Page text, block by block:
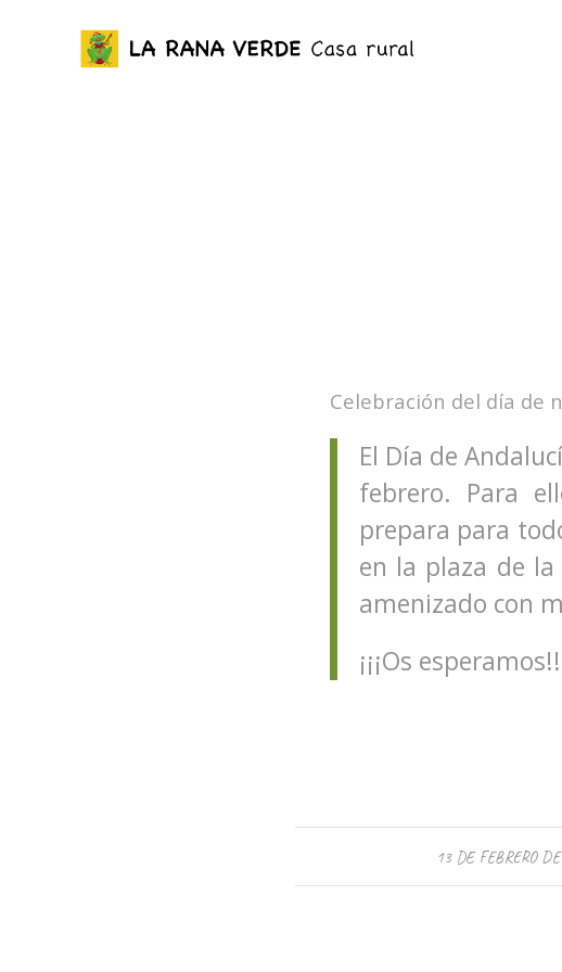
Celebración del día de
El Día de
febrero. Para
prepara para
en la plaza de
amenizado con
¡¡¡Os
13 DE FEBRERO
/